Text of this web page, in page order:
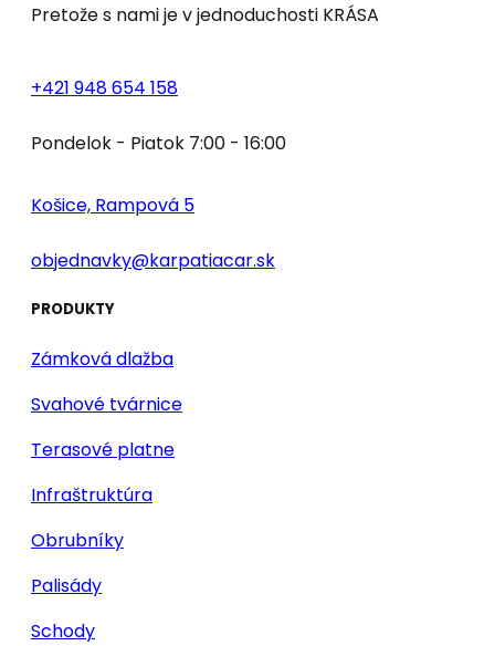
Pretože s nami je v jednoduchosti KRÁSA
+421 948 654 158
Pondelok - Piatok 7:00 - 16:00
Košice, Rampová 5
objednavky@karpatiacar.sk
PRODUKTY
Zámková dlažba
Svahové tvárnice
Terasové platne
Infraštruktúra
Obrubníky
Palisády
Schody